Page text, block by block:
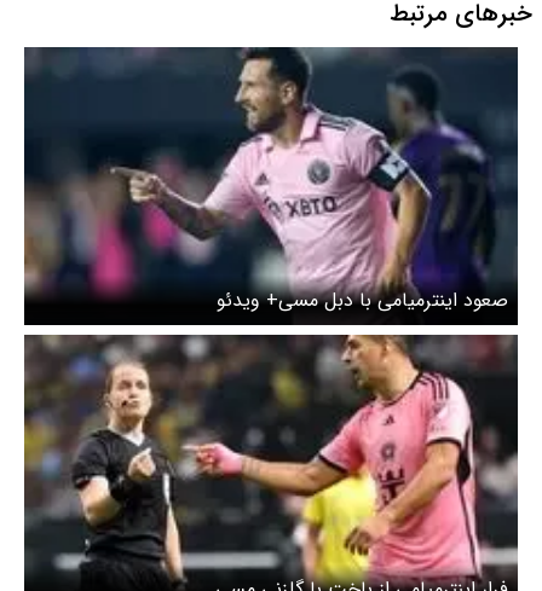
خبرهای مرتبط
صعود اینترمیامی با دبل مسی+ ویدئو